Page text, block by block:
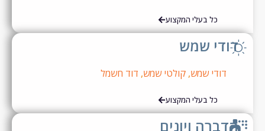
כל בעלי המקצוע
שמש
דודי שמש,קולטי שמש,דוד חשמל
כל בעלי המקצוע
ויונים